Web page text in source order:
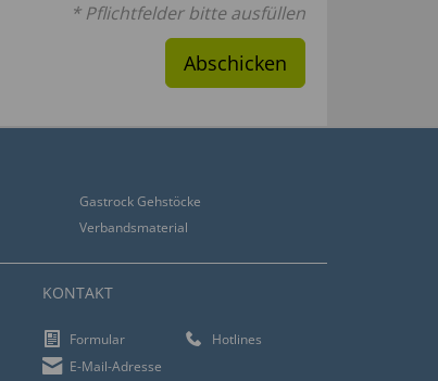
* Pflichtfelder bitte ausfüllen
Abschicken
Gastrock Gehstöcke
Verbandsmaterial
KONTAKT
Formular
Hotlines
E-Mail-Adresse